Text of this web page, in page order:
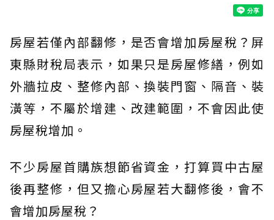
房屋若僅內部翻修，是否會增加房屋稅？屏
東縣財稅局表示，如果只是房屋修繕，例如
外牆拉皮、整修內部、換裝門窗、隔音、裝
潢等，不屬於增建、改建範圍，不會因此使
房屋稅增加。
不少房屋首購族想節省資金，打算買中古屋
後再整修，但又擔心房屋若大翻修後，會不
會增加房屋稅？